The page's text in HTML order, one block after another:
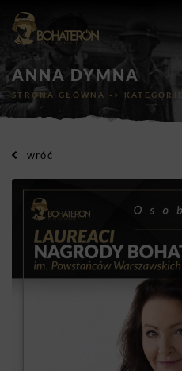
ANNA DYMNA
STRONA GŁÓWNA -> KATEGORIE
wróć